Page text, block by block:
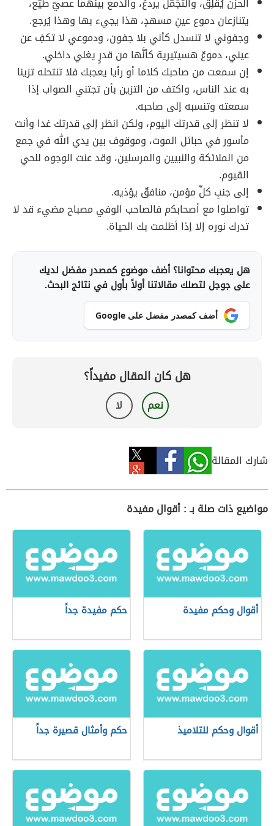
يتنازعان دموع عينِ مسهدٍ، هذا يجيء بها وهذا يُرجع.
وجفوني لا تنسدل كأني بلا جفون، ودموعي لا تكفِ عن
عيني، دموعٌ هسيتيرية كأنَّها من قدرٍ يغلي داخلي.
إن سمعت من صاحبك كلاما أو رأيا يعجبك فلا تنتحله تزينا
به عند الناس، واكتف من التزين بأن تجتني الصواب إذا
سمعته وتنسبه إلى صاحبه.
لا تنظر إلى قدرتك اليوم، ولكن انظر إلى قدرتك غدا وأنت
مأسور في حبائل الموت، وموقوف بين يدي الله في جمع
من الملائكة والنبيين والمرسلين، وقد عنت الوجوه للحي
القيوم.
إلى جنبِ كلِّ مؤمن، منافقٌ يؤذيه.
ﺗﻮﺍﺻﻠﻮﺍ ﻣﻊ ﺃﺻﺤﺎﺑﻜم فاﻟﺼﺎﺣﺐ ﺍﻟﻮﻓﻲ ﻣﺼﺒﺎﺡ ﻣﻀﻲﺀ ﻗﺪ ﻻ‌
ﺗﺪﺭﻙ ﻧﻮﺭﻩ ﺇﻻ‌ ﺇﺫﺍ أﻇﻠﻤﺖ ﺑﻚ ﺍﻟﺤﻴﺎﺓ.
هل يعجبك محتوانا؟ أضف موضوع كمصدر مفضل لديك
على جوجل لتصلك مقالاتنا أولاً بأول في نتائج البحث.
أضف كمصدر مفضل على Google
هل كان المقال مفيداً؟
نعم لا
شارك المقالة
مواضيع ذات صلة بـ : أقوال مفيدة
أقوال وحكم مفيدة حكم مفيدة جداً
أقوال وحكم للتلاميذ حكم وأمثال قصيرة جداً